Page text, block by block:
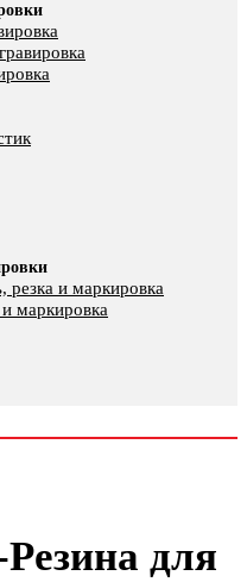
и маркировка
и маркировка
для